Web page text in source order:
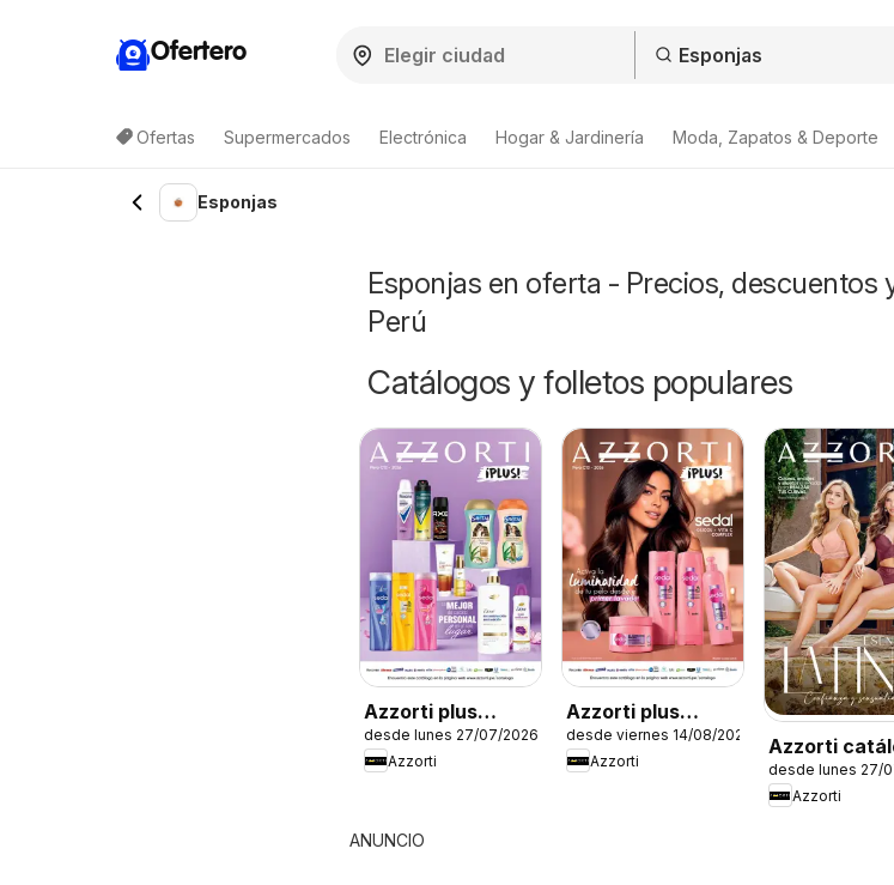
Ofertero
Ofertas Supermercados Electrónica Hogar & Jardinería Moda, Zapatos & Deporte
Esponjas
Esponjas en oferta - Precios, descuentos
Perú
Catálogos y folletos populares
Azzorti plus
catálogo -
Campaña 12
desde lunes 27/07/2026
Azzorti
Azzorti plus
catálogo -
Campaña 13
desde viernes 14/08/2026
Azzorti
Azzorti
Campaña 12
desde lunes 27/
Azzorti
ANUNCIO